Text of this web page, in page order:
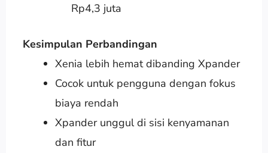
Rp4,3 juta
Kesimpulan Perbandingan
Xenia lebih hemat dibanding Xpander
Cocok untuk pengguna dengan fokus
biaya rendah
Xpander unggul di sisi kenyamanan
dan fitur